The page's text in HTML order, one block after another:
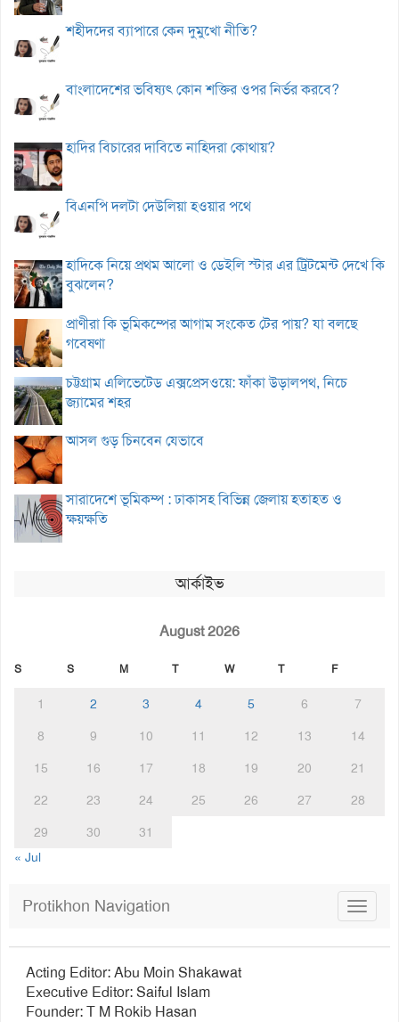
শহীদদের ব্যাপারে কেন দুমুখো নীতি?
বাংলাদেশের ভবিষ্যৎ কোন শক্তির ওপর নির্ভর করবে?
হাদির বিচারের দাবিতে নাহিদরা কোথায়?
বিএনপি দলটা দেউলিয়া হওয়ার পথে
হাদিকে নিয়ে প্রথম আলো ও ডেইলি স্টার এর ট্রিটমেন্ট দেখে কি
বুঝলেন?
প্রাণীরা কি ভূমিকম্পের আগাম সংকেত টের পায়? যা বলছে
গবেষণা
চট্টগ্রাম এলিভেটেড এক্সপ্রেসওয়ে: ফাঁকা উড়ালপথ, নিচে
জ্যামের শহর
আসল গুড় চিনবেন যেভাবে
সারাদেশে ভূমিকম্প : ঢাকাসহ বিভিন্ন জেলায় হতাহত ও
ক্ষয়ক্ষতি
আর্কাইভ
August 2026
S S M T W T F
1 2 3 4 5 6
7
8
9 10 11 12 13
14
15
16 17 18 19 20
21
22
23 24 25 26 27
28
29
30
31
« Jul
Toggle
Protikhon Navigation
Acting Editor: Abu Moin Shakawat
Executive Editor: Saiful Islam
Founder: T M Rokib Hasan